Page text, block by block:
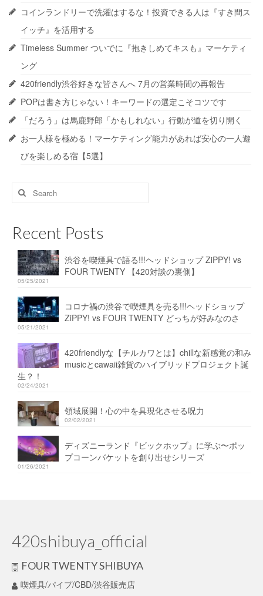
コインランドリーで洗濯はするな！投資できる人は『すき間ス
イッチ』を活用する
Timeless Summer ついでに『抱きしめてキスも』マーケティ
ング
420friendly渋谷好きな皆さんへ 7月の営業時間の再報告
POPは書き方じゃない！キーワードの選定こそコツです
「だろう」は馬鹿野郎「かもしれない」行動が道を切り開く
お一人様を極める！マーケティング能力があれば安心の一人遊
びを楽しめる宿【5選】
Search
for:
Recent Posts
渋谷を喫煙具で語る!!!ヘッドショップ ZiPPY! vs
FOUR TWENTY 【420対談の裏側】
05/25/2021
コロナ禍の渋谷で喫煙具を売る!!!ヘッドショップ
ZiPPY! vs FOUR TWENTY どっちが好みなのさ
05/21/2021
420friendlyな【チルカワとは】chillな新感覚の和み
musicとcawaii雑貨のハイブリッドプロジェクト誕
生？！
02/24/2021
領域展開！心の中を具現化させる呪力
02/02/2021
ディズニーランド『ビックホップ』に学ぶ〜ポッ
プコーンバケットを創り出せシリーズ
01/26/2021
420shibuya_official
FOUR TWENTY SHIBUYA
喫煙具/パイプ/CBD/渋谷販売店